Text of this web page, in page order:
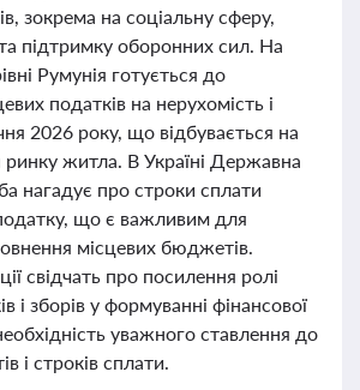
зокрема на соціальну сферу,
підтримку оборонних сил. На
Румунія готується до
податків на нерухомість і
2026 року, що відбувається на
ринку житла. В Україні Державна
нагадує про строки сплати
що є важливим для
місцевих бюджетів.
свідчать про посилення ролі
і зборів у формуванні фінансової
уважного ставлення до
і строків сплати.